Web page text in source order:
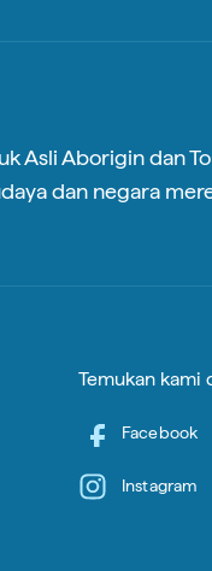
Asli Aborigin dan
dan negara
Temukan kami
Facebook
Instagram